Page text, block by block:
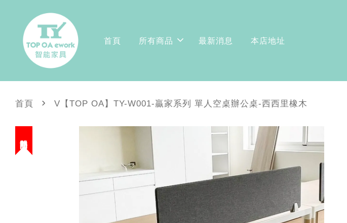
首頁 所有商品 最新消息 本店地址
首頁 › V【TOP OA】TY-W001-贏家系列 單人空桌辦公桌-西西里橡木